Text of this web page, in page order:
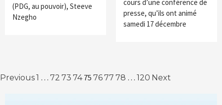
(PDG, au pouvoir), Steeve
Nzegho
cours d’une conférence de
presse, qu’ils ont animé
samedi 17 décembre
Navigation
Previous1 … 72 73 74 75 7677 78 … 120 Next